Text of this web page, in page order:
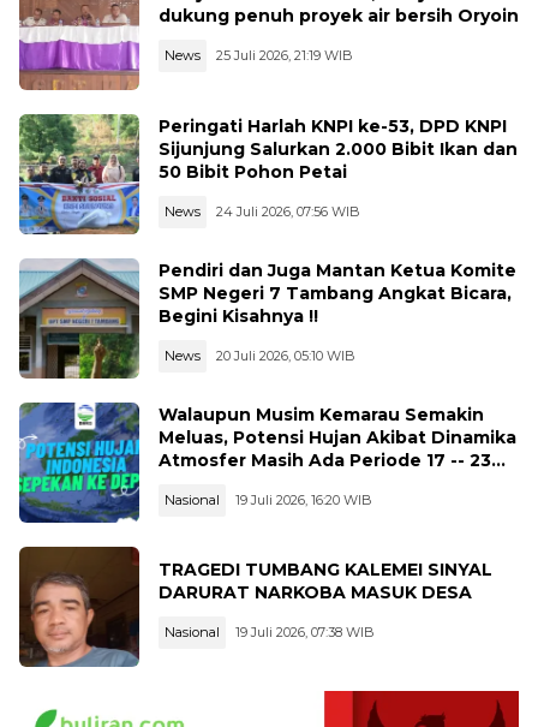
dukung penuh proyek air bersih Oryoin
News 25 Juli 2026, 21:19 WIB
Peringati Harlah KNPI ke-53, DPD KNPI
Sijunjung Salurkan 2.000 Bibit Ikan dan
50 Bibit Pohon Petai
News 24 Juli 2026, 07:56 WIB
Pendiri dan Juga Mantan Ketua Komite
SMP Negeri 7 Tambang Angkat Bicara,
Begini Kisahnya !!
News 20 Juli 2026, 05:10 WIB
Walaupun Musim Kemarau Semakin
Meluas, Potensi Hujan Akibat Dinamika
Atmosfer Masih Ada Periode 17 -- 23
Nasional 19 Juli 2026, 16:20 WIB
TRAGEDI TUMBANG KALEMEI SINYAL
DARURAT NARKOBA MASUK DESA
Nasional 19 Juli 2026, 07:38 WIB